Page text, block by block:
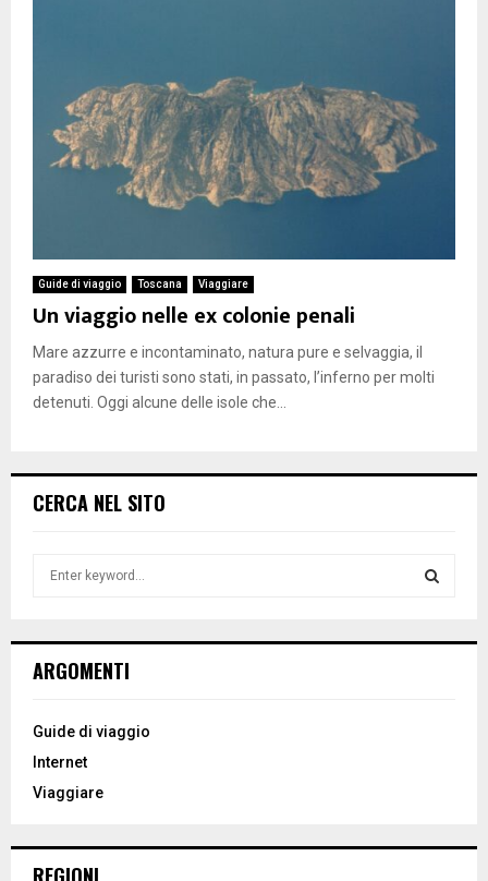
Guide di viaggio Toscana Viaggiare
Un viaggio nelle ex colonie penali
Mare azzurre e incontaminato, natura pure e selvaggia, il
paradiso dei turisti sono stati, in passato, l’inferno per molti
detenuti. Oggi alcune delle isole che...
CERCA NEL SITO
h
o
:
ARGOMENTI
Guide di viaggio
Internet
Viaggiare
REGIONI